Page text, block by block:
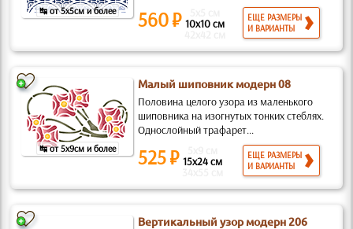
↹ от 5x5см и более 560 ₽ 10x10 см
ЕЩЕ РАЗМЕРЫ
И ВАРИАНТЫ
↹ от 5x9см и более
Малый шиповник модерн 08
Половина целого узора из маленького
шиповника на изогнутых тонких стеблях.
Однослойный трафарет...
525 ₽ 15x24 см
ЕЩЕ РАЗМЕРЫ
И ВАРИАНТЫ
Вертикальный узор модерн 206